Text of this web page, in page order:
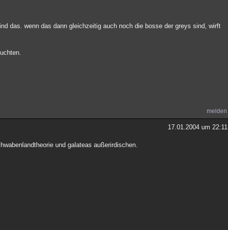
das. wenn das dann gleichzeitig auch noch die bosse der greys sind, wirft
melden
17.01.2004 um 22:11
und galateas außerirdischen.